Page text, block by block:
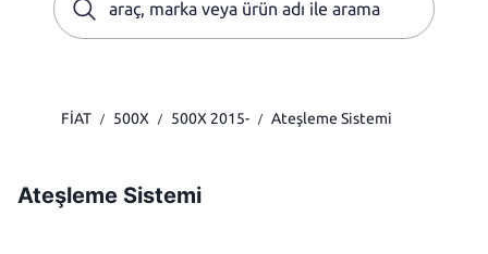
FİAT / 500X / 500X 2015- / Ateşleme Sistemi
Ateşleme Sistemi